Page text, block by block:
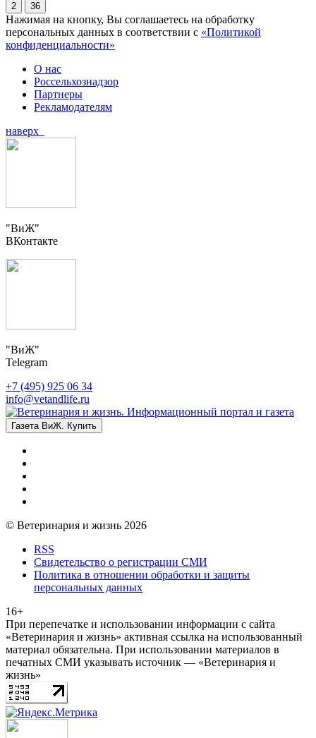
2 36
Нажимая на кнопку, Вы соглашаетесь на обработку
персональных данных в соответствии с «Политикой
конфиденциальности»
О нас
Россельхознадзор
Партнеры
Рекламодателям
наверх
"ВиЖ"
ВКонтакте
"ВиЖ"
Telegram
+7 (495) 925 06 34
info@vetandlife.ru
Газета ВиЖ. Купить
© Ветеринария и жизнь 2026
RSS
Свидетельство о регистрации СМИ
Политика в отношении обработки и защиты
персональных данных
16+
При перепечатке и использовании информации с сайта
«Ветеринария и жизнь» активная ссылка на использованный
материал обязательна. При использовании материалов в
печатных СМИ указывать источник — «Ветеринария и
жизнь»